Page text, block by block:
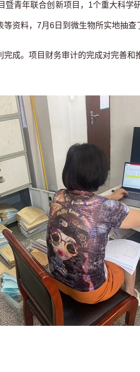
年联合创新项目，1个重大科学
资料，7月6日到微生物所实地抽查
。项目财务审计的完成对完善和